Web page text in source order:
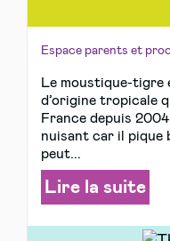
Espace parents et
Le moustique-tigre
d’origine tropicale
France depuis
nuisant car il pique
peut...
Lire la suite